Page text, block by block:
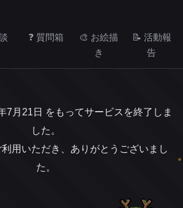
❓ 質問箱
🎨 お絵描
き
📝 活動報
告
7月21日 をもってサービスを終了しま
した。
用いただき、ありがとうございまし
た。